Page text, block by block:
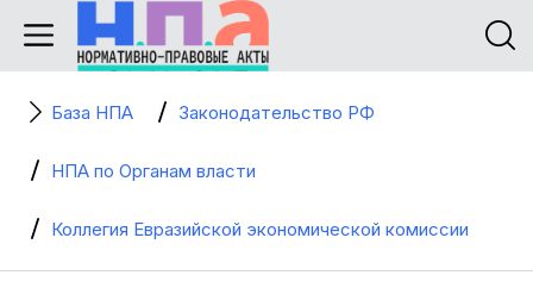
База НПА Законодательство РФ
НПА по Органам власти
Коллегия Евразийской экономической комиссии